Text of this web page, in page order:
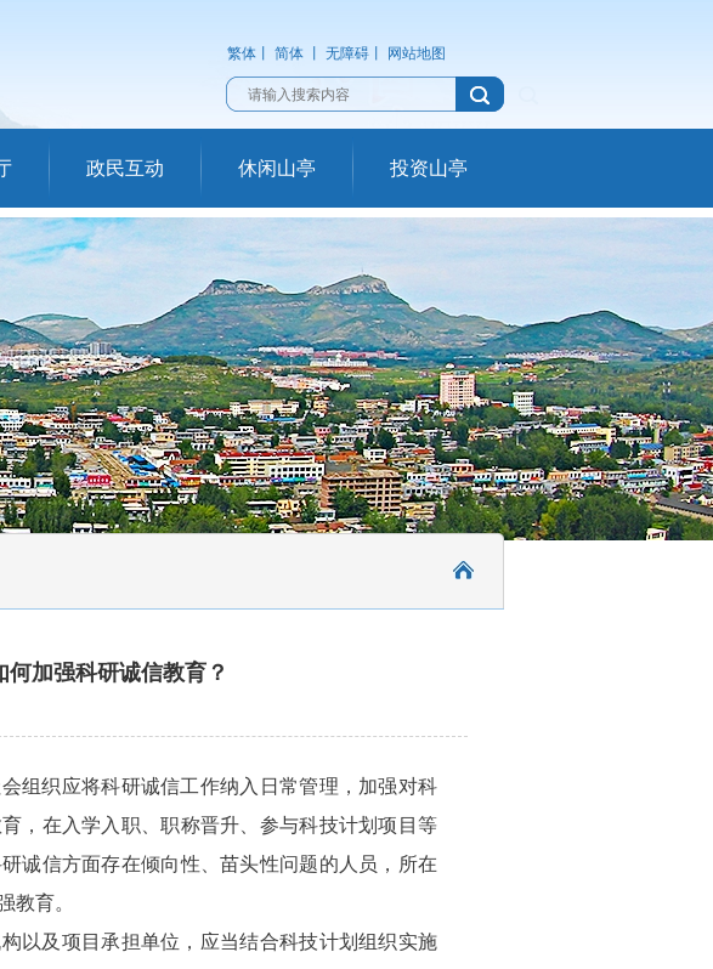
繁体 简体 无障碍 网站地图
政民互动 休闲山亭 投资山亭
何加强科研诚信教育？
组织应将科研诚信工作纳入日常管理，加强对科
，在入学入职、职称晋升、参与科技计划项目等
诚信方面存在倾向性、苗头性问题的人员，所在
教育。
以及项目承担单位，应当结合科技计划组织实施